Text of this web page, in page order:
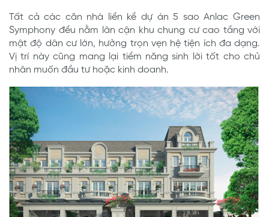
Tất cả các căn nhà liền kề dự án 5 sao Anlac Green
Symphony đều nằm lân cận khu chung cư cao tầng với
mật độ dân cư lớn, hưởng trọn vẹn hệ tiện ích đa dạng.
Vị trí này cũng mang lại tiềm năng sinh lời tốt cho chủ
nhân muốn đầu tư hoặc kinh doanh.